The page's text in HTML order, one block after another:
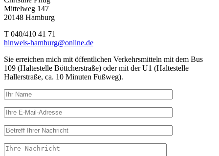
Mittelweg 147
20148 Hamburg
T 040/410 41 71
hinweis-hamburg@online.de
Sie erreichen mich mit öffentlichen Verkehrsmitteln mit dem Bus
109 (Haltestelle Böttcherstraße) oder mit der U1 (Haltestelle
Hallerstraße, ca. 10 Minuten Fußweg).